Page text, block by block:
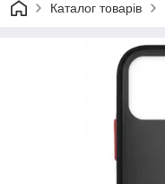
Каталог товарів